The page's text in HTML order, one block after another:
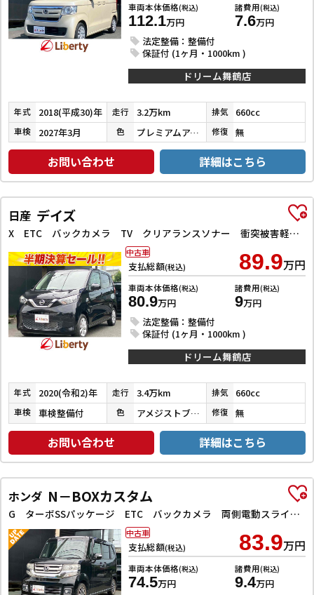
車両本体価格(税込)
112.1万円
諸費用(税込)
7.6万円
法定整備：整備付
保証付 (1ヶ月・1000km )
ドリーム舞鶴店
年式 2018(平成30)年 走行 3.2万km 排気 660cc
車検 2027年3月 色 プレミアムアイボリーパール 修復 無
お問い合わせ 詳細はこちら
日産 デイズ
X ETC バックカメラ TV クリアランスソナー 衝突被害軽減システム オートライト スマートキー アイドリングストップ 電動格納ミラー ベンチシート CVT 盗難防止システム
支払総額(税込) 89.9万円
車両本体価格(税込)
80.9万円
諸費用(税込)
9万円
法定整備：整備付
保証付 (1ヶ月・1000km )
中古車
ドリーム舞鶴店
年式 2020(令和2)年 走行 3.4万km 排気 660cc
車検 車検整備付 色 アメジストブラックパール 修復 無
お問い合わせ 詳細はこちら
ホンダ N－BOXカスタム
G ターボSSパッケージ ETC バックカメラ 両側電動スライドドア TV オートクルーズコントロール 衝突被害軽減システム HID スマートキー アイドリングストップ 電動格納ミラー シートヒーター
支払総額(税込) 83.9万円
車両本体価格(税込)
74.5万円
諸費用(税込)
9.4万円
中古車